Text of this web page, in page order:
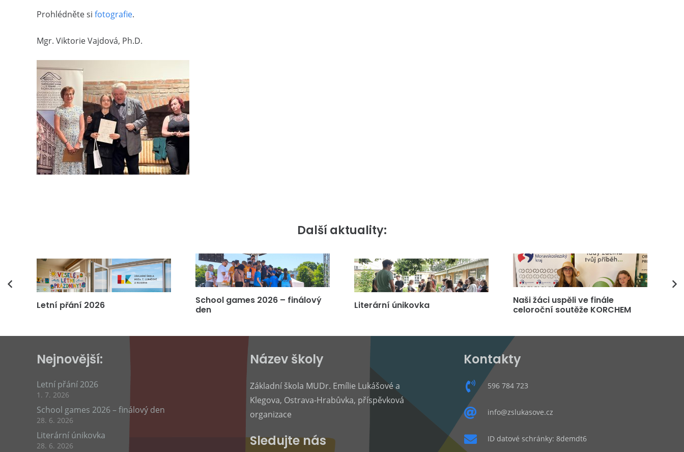
Prohlédněte si fotografie.
Mgr. Viktorie Vajdová, Ph.D.
Další aktuality:
Letní přání 2026
School games 2026 – finálový
den
Literární únikovka
Naši žáci uspěli ve finále
celoroční soutěže KORCHEM
Nejnovější:
Letní přání 2026
1. 7. 2026
School games 2026 – finálový den
28. 6. 2026
Literární únikovka
28. 6. 2026
Název školy
Základní škola MUDr. Emílie Lukášové a
Klegova, Ostrava-Hrabůvka, příspěvková
organizace
Sledujte nás
Kontakty
596 784 723
info@zslukasove.cz
ID datové schránky: 8demdt6